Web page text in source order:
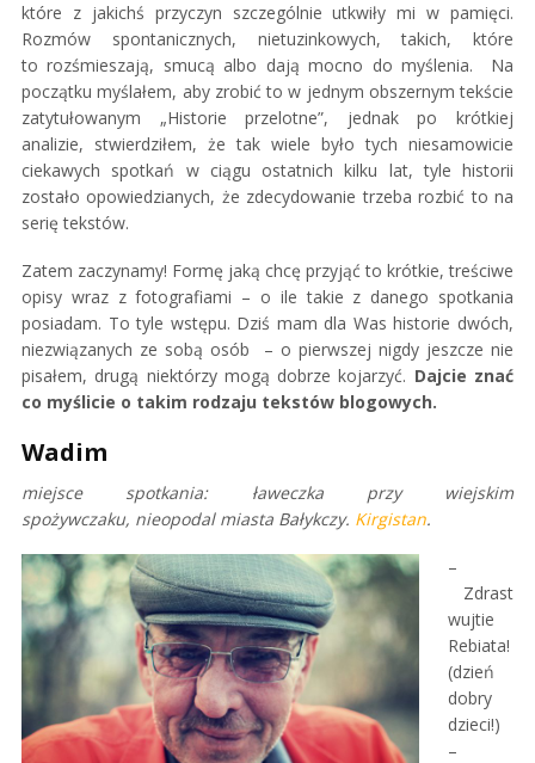
które z jakichś przyczyn szczególnie utkwiły mi w pamięci.
Rozmów spontanicznych, nietuzinkowych, takich, które
to rozśmieszają, smucą albo dają mocno do myślenia. Na
początku myślałem, aby zrobić to w jednym obszernym tekście
zatytułowanym „Historie przelotne”, jednak po krótkiej
analizie, stwierdziłem, że tak wiele było tych niesamowicie
ciekawych spotkań w ciągu ostatnich kilku lat, tyle historii
zostało opowiedzianych, że zdecydowanie trzeba rozbić to na
serię tekstów.
Zatem zaczynamy! Formę jaką chcę przyjąć to krótkie, treściwe
opisy wraz z fotografiami – o ile takie z danego spotkania
posiadam. To tyle wstępu. Dziś mam dla Was historie dwóch,
niezwiązanych ze sobą osób – o pierwszej nigdy jeszcze nie
pisałem, drugą niektórzy mogą dobrze kojarzyć. Dajcie znać
co myślicie o takim rodzaju tekstów blogowych.
Wadim
miejsce spotkania: ławeczka przy wiejskim
spożywczaku, nieopodal miasta Bałykczy. Kirgistan.
–
Zdrast
wujtie
Rebiata!
(dzień
dobry
dzieci!)
–